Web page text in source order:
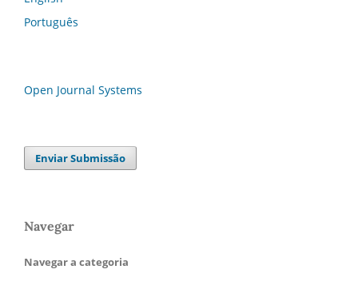
Português
Open Journal Systems
Enviar Submissão
Navegar
Navegar a categoria